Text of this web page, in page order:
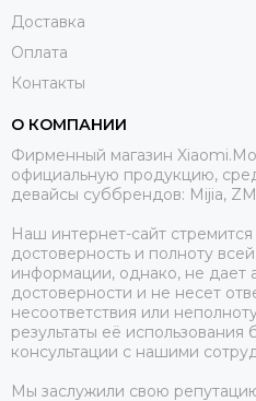
Доставка
Оплата
Контакты
О КОМПАНИИ
Фирменный магазин
официальную продукцию,
девайсы суббрендов: Mijia,
Наш интернет-сайт
достоверность и полноту
информации, однако, не дает
достоверности и не несет
несоответствия или
результаты её использования
консультации с нашими
Мы заслужили свою